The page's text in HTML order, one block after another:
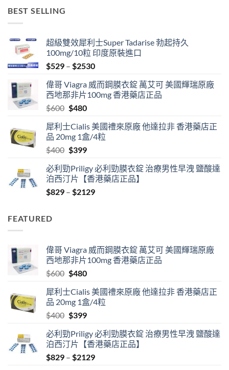
BEST SELLING
超級雙效犀利士Super Tadarise 勃起持久
100mg/10粒 印度原裝進口
$529 – $2530Price
$529
through
偉哥 Viagra 威而鋼膜衣錠 萬艾可 美國輝瑞原廠
西地那非片100mg 香港藥店正品
$600 Original
was:
$600.
$480Current
is:
$480.
犀利士Cialis 美國禮來原廠 他達拉非 香港藥店正
品 20mg 1盒/4粒
$400 Original
was:
$400.
$399Current
is:
$399.
必利勁Priligy 必利勁膜衣錠 治療男性早洩 鹽酸達
泊西汀片【香港藥店正品】
$829 – $2129Price
FEATURED
偉哥 Viagra 威而鋼膜衣錠 萬艾可 美國輝瑞原廠
西地那非片100mg 香港藥店正品
$600 Original
was:
$600.
$480Current
is:
$480.
犀利士Cialis 美國禮來原廠 他達拉非 香港藥店正
品 20mg 1盒/4粒
$400 Original
was:
$400.
$399Current
is:
$399.
必利勁Priligy 必利勁膜衣錠 治療男性早洩 鹽酸達
泊西汀片【香港藥店正品】
$829 – $2129Price